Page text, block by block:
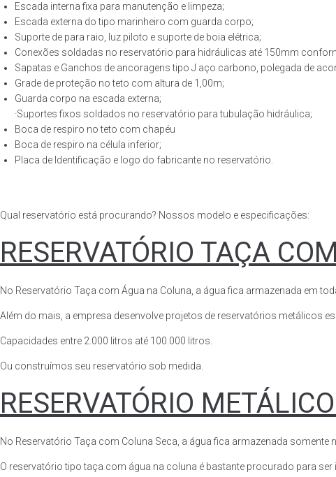
Escada interna fixa para manutenção e limpeza;
Escada externa do tipo marinheiro com guarda corpo;
Suporte de para raio, luz piloto e suporte de boia elétrica;
Conexões soldadas no reservatório para hidráulicas até 150mm
Sapatas e Ganchos de ancoragens tipo J aço carbono, polegada de
Grade de proteção no teto com altura de 1,00m;
Guarda corpo na escada externa;
·Suportes fixos soldados no reservatório para tubulação hidráulica;
Boca de respiro no teto com chapéu
Boca de respiro na célula inferior;
Placa de Identificação e logo do fabricante no reservatório.
Qual reservatório está procurando? Nossos modelo e especificações:
RESERVATÓRIO TAÇA
No Reservatório Taça com Água na Coluna, a água fica armazenada em
Além do mais, a empresa desenvolve projetos de reservatórios metálicos
Capacidades entre 2.000 litros até 100.000 litros.
Ou construímos seu reservatório sob medida.
RESERVATÓRIO
No Reservatório Taça com Coluna Seca, a água fica armazenada somente
O reservatório tipo taça com água na coluna é bastante procurado para